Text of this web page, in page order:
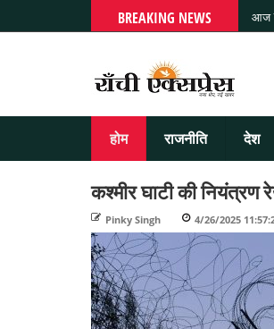
BREAKING NEWS आज
होम राजनीति देश
कश्मीर घाटी की नियंत्रण
Pinky Singh 4/26/2025